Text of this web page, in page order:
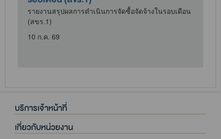
รายงานสรุปผลการดำเนินการจัดซื้อจัดจ้างในรอบเดือน
(สขร.1)
10 ก.ค. 69
บริการเจ้าหน้าที่
เกี่ยวกับหน่วยงาน